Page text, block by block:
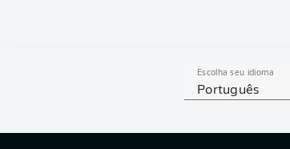
Escolha seu idioma
Português